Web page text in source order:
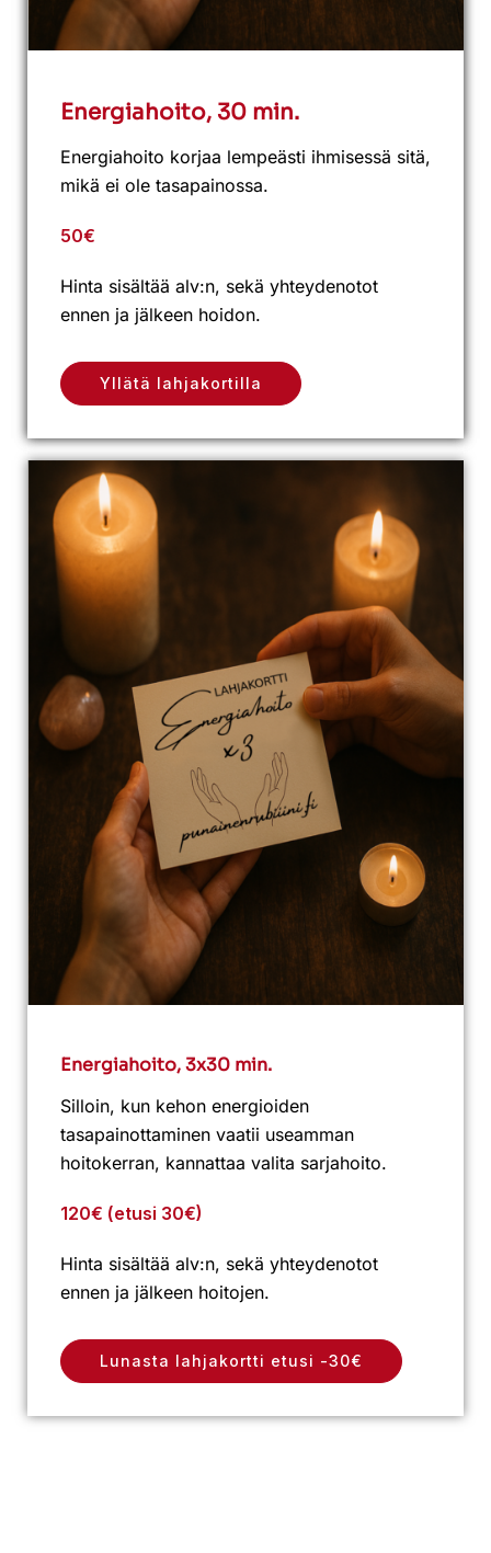
Energiahoito, 30 min.
Energiahoito korjaa lempeästi ihmisessä sitä,
mikä ei ole tasapainossa.
50€
Hinta sisältää alv:n, sekä yhteydenotot
ennen ja jälkeen hoidon.
Yllätä lahjakortilla
Energiahoito, 3x30 min.
Silloin, kun kehon energioiden
tasapainottaminen vaatii useamman
hoitokerran, kannattaa valita sarjahoito.
120€ (etusi 30€)
Hinta sisältää alv:n, sekä yhteydenotot
ennen ja jälkeen hoitojen.
Lunasta lahjakortti etusi -30€